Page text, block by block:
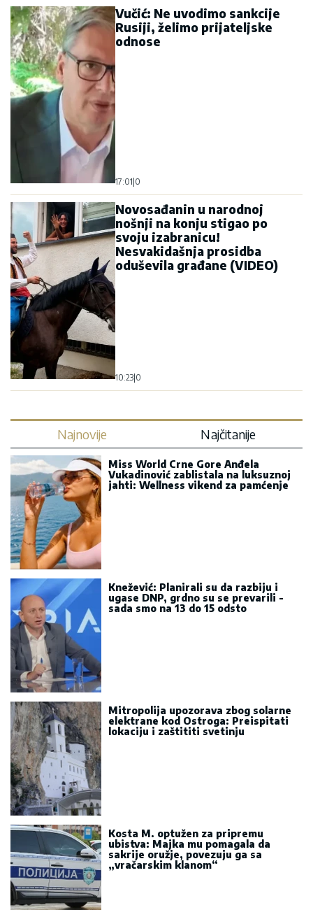
Vučić: Ne uvodimo sankcije
Rusiji, želimo prijateljske
odnose
17:01 0
Novosađanin u narodnoj
nošnji na konju stigao po
svoju izabranicu!
Nesvakidašnja prosidba
oduševila građane (VIDEO)
10:23 0
Najnovije Najčitanije
Miss World Crne Gore Anđela
Vukadinović zablistala na luksuznoj
jahti: Wellness vikend za pamćenje
Knežević: Planirali su da razbiju i
ugase DNP, grdno su se prevarili -
sada smo na 13 do 15 odsto
Mitropolija upozorava zbog solarne
elektrane kod Ostroga: Preispitati
lokaciju i zaštititi svetinju
Kosta M. optužen za pripremu
ubistva: Majka mu pomagala da
sakrije oružje, povezuju ga sa
„vračarskim klanom“